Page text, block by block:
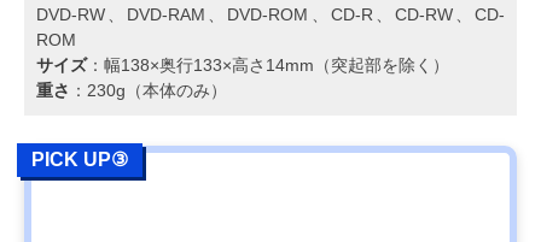
DVD-RW、DVD-RAM、DVD-ROM、CD-R、CD-RW、CD-
ROM
サイズ：幅138×奥行133×高さ14mm（突起部を除く）
重さ ：230g（本体のみ）
PICK UP③